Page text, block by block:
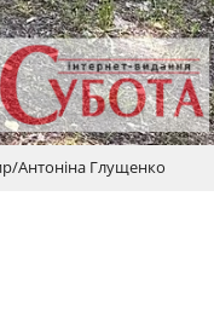
Антоніна Глущенко